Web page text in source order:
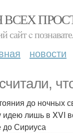
ВСЕХ
сайт c
новости
до ночных
идею лишь в XVI
до Сириуса